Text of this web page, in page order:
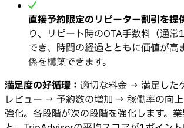
直接予約限定のリピーター割引を提
り、リピート時のOTA手数料（通
でき、時間の経過とともに価値が高
係を構築できます。
満足度の好循環： 適切な料金 → 満足した
レビュー → 予約数の増加 → 稼働率の向
強化。各段階が次の段階を強化します。